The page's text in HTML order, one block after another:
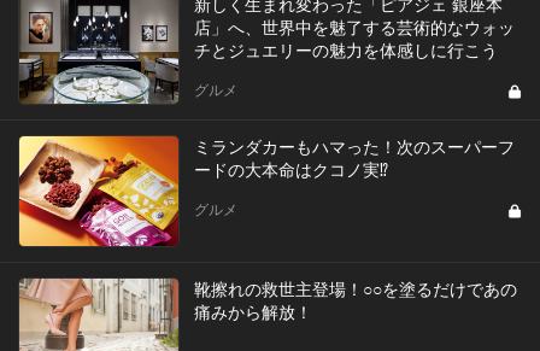
店」へ、世界中を魅了する芸術的なウォッ
チとジュエリーの魅力を体感しに行こう
グルメ
ミランダカーもハマった！次のスーパーフ
ードの大本命はクコノ実⁉︎
グルメ
靴擦れの救世主登場！○○を塗るだけであの
痛みから解放！